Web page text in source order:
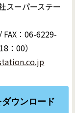
スーパーステー
：06-6229-
：00）
ウンロード